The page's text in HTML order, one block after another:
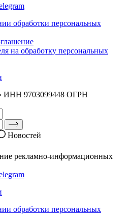
обработки персональных
на обработку персональных
ИНН 9703099448 ОГРН
Новостей
рекламно-информационных
обработки персональных